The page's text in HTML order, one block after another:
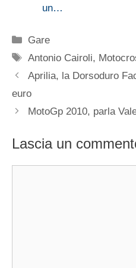
un…
Categorie
Gare
Tag
Antonio Cairoli,
Aprilia, la Dorsoduro
euro
MotoGp 2010, parla
Lascia un